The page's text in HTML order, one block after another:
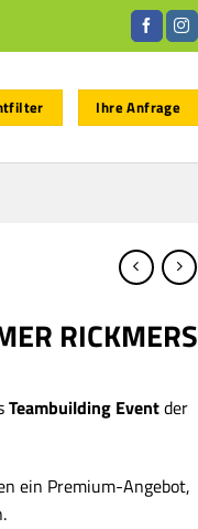
Ihre Anfrage
RICKMERS
Teambuilding Eventder
ein Premium-Angebot,